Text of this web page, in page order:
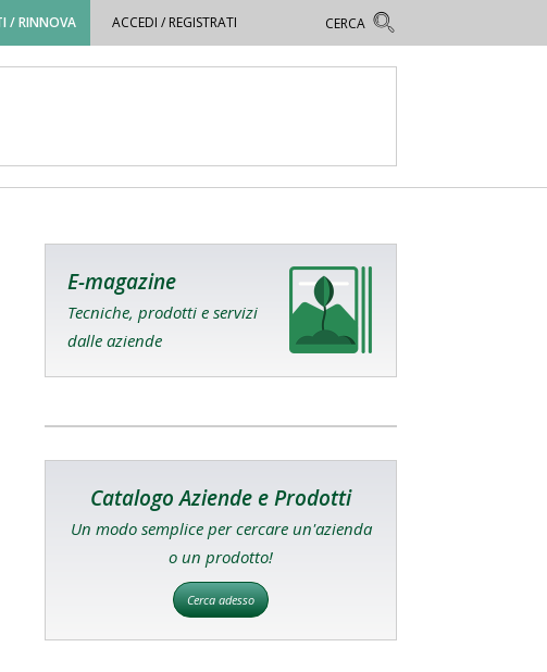
/ RINNOVA ACCEDI / REGISTRATI
E-magazine
Tecniche, prodotti e servizi
dalle aziende
Catalogo Aziende e Prodotti
Un modo semplice per cercare un'azienda
o un prodotto!
Cerca adesso